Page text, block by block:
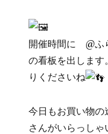
開催時間に @ふ
の看板を出しま
りくださいね
今日もお買い物
さんがいらっし